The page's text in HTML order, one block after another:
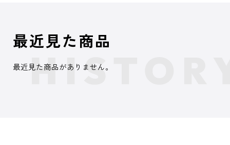
最近見た商品
最近見た商品がありません。